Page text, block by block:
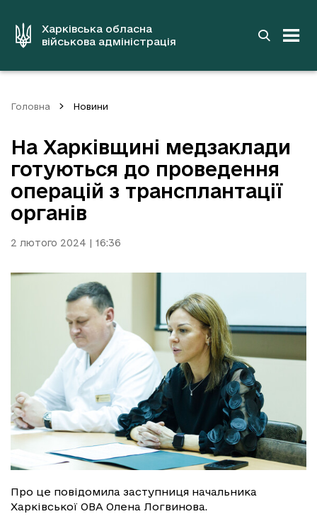
вмістуХарківська обласна
військова адміністрація
Головна Новини
На Харківщині медзаклади
готуються до проведення
операцій з трансплантації
органів
2 лютого 2024 | 16:36
Про це повідомила заступниця начальника
Харківської ОВА Олена Логвинова.